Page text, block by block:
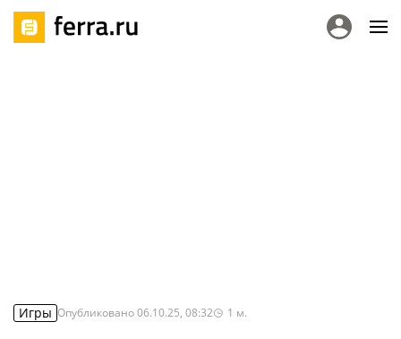
Игры Опубликовано06.10.25, 08:32 1 м.